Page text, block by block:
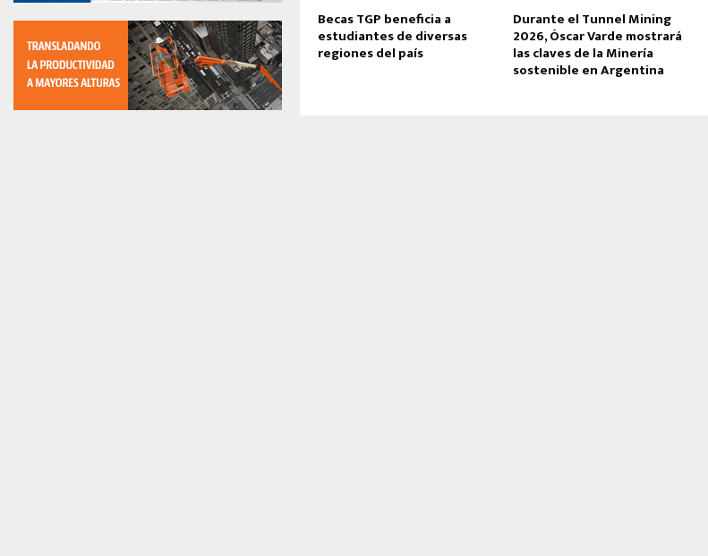
Becas TGP beneficia a
estudiantes de diversas
regiones del país
Durante el Tunnel Mining
2026, Óscar Varde mostrará
las claves de la Minería
sostenible en Argentina